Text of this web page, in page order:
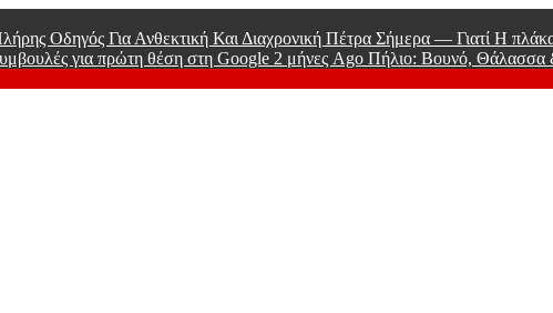
Οδηγός Για Ανθεκτική Και Διαχρονική Πέτρα Σήμερα — Γιατί Η
για πρώτη θέση στη Google 2 μήνες Ago Πήλιο: Βουνό, Θάλασσα